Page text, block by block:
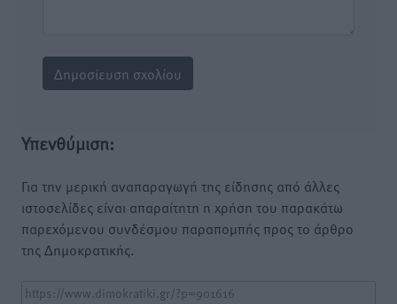
Υπενθύμιση:
Για την μερική αναπαραγωγή της είδησης από άλλες
ιστοσελίδες είναι απαραίτητη η χρήση του παρακάτω
παρεχόμενου συνδέσμου παραπομπής προς το άρθρο
της Δημοκρατικής.